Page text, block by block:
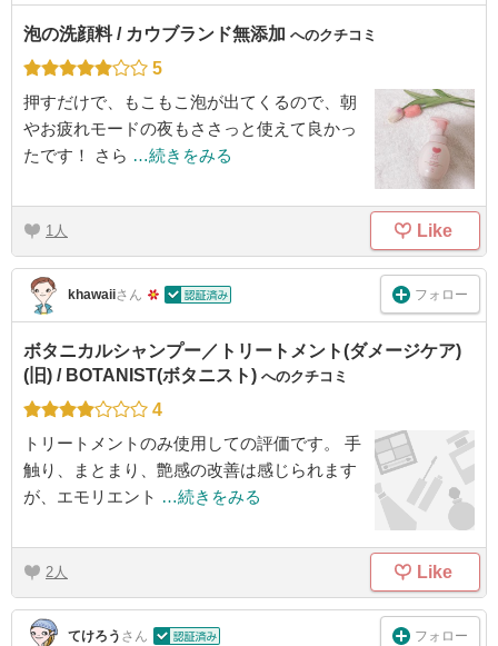
泡の洗顔料 / カウブランド無添加 へのクチコミ
5
押すだけで、もこもこ泡が出てくるので、朝
やお疲れモードの夜もささっと使えて良かっ
たです！ さら …続きをみる
1 Like
khawaiiさん フォロー
ボタニカルシャンプー／トリートメント(ダメージケア)
(旧) / BOTANIST(ボタニスト) へのクチコミ
4
トリートメントのみ使用しての評価です。 手
触り、まとまり、艶感の改善は感じられます
が、エモリエント …続きをみる
2 Like
てけろう さん フォロー